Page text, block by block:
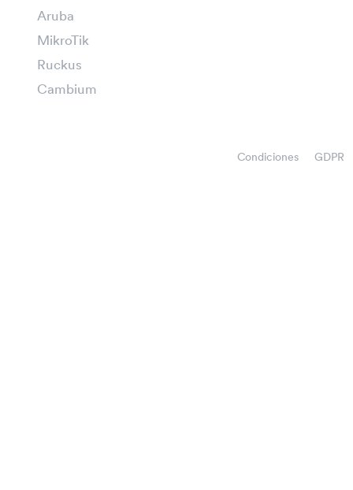
Aruba
MikroTik
Ruckus
Cambium
Condiciones GDPR